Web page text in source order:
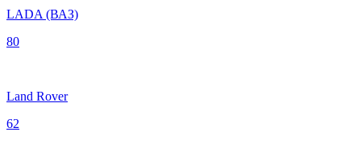
LADA (ВАЗ)
80
Land Rover
62